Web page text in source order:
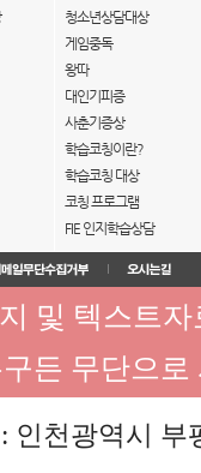
청소년상담대상
게임중독
왕따
대인기피증
사춘기증상
학습코칭이란?
학습코칭 대상
코칭 프로그램
FIE 인지학습상담
및 텍스트
든 무단으
천광역시 부